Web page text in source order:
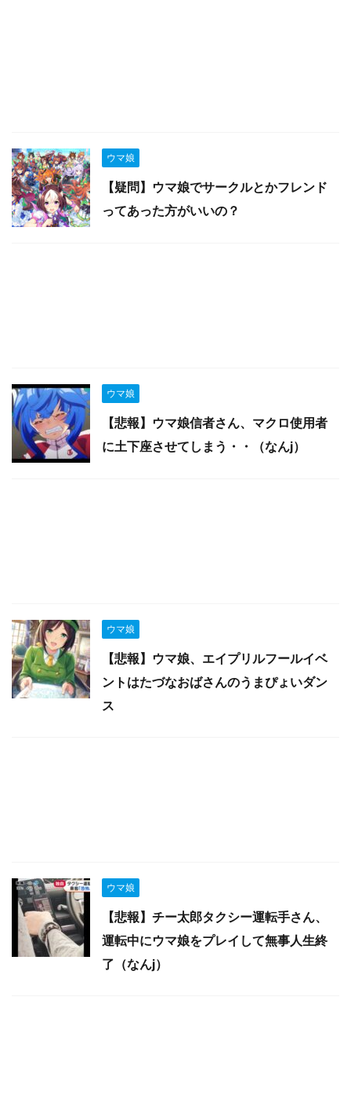
ウマ娘
【疑問】ウマ娘でサークルとかフレンド
ってあった方がいいの？
ウマ娘
【悲報】ウマ娘信者さん、マクロ使用者
に土下座させてしまう・・（なんj）
ウマ娘
【悲報】ウマ娘、エイプリルフールイベ
ントはたづなおばさんのうまぴょいダン
ス
ウマ娘
【悲報】チー太郎タクシー運転手さん、
運転中にウマ娘をプレイして無事人生終
了（なんj）